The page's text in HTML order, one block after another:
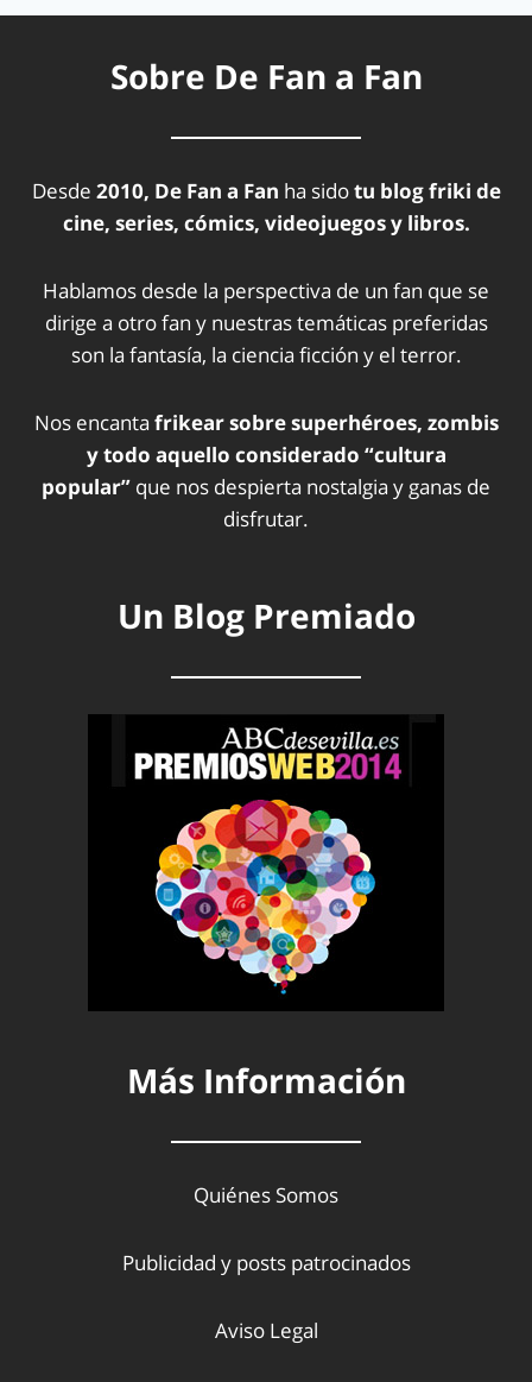
Sobre De Fan a Fan
Desde 2010, De Fan a Fan ha sidotu blog friki de
cine, series, cómics, videojuegos y libros.
Hablamos desde la perspectiva de un fan que se
dirige a otro fan y nuestras temáticas preferidas
son la fantasía, la ciencia ficción y el terror.
Nos encanta frikear sobre superhéroes, zombis
y todo aquello considerado “cultura
popular” que nos despierta nostalgia y ganas de
disfrutar.
Un Blog Premiado
Más Información
Quiénes Somos
Publicidad y posts patrocinados
Aviso Legal